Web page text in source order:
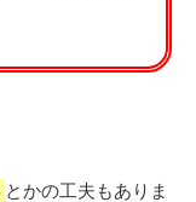
とかの工夫もありま